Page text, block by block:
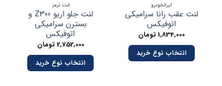
ایرانخودرو
لنت عقب رانا سرامیکی
اتوفیکس
1,834,000تومان
انتخاب نوع خرید
لنت ترمز
لنت جلو اریو Z300 و
بسترن سرامیکی
اتوفیکس
2,752,000تومان
انتخاب نوع خرید